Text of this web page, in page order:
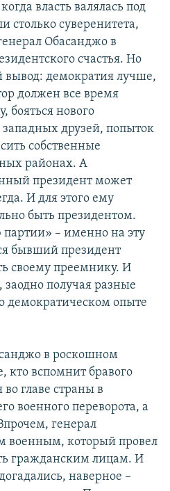
власть валялась под
столько суверенитета,
Обасанджо в
счастья. Но
вывод: демократия лучше,
должен все время
бояться нового
друзей, попыток
собственные
районах. А
президент может
И для этого ему
быть президентом.
– именно на эту
бывший президент
своему преемнику. И
получая разные
демократическом опыте
в роскошном
вспомнит бравого
главе страны в
военного переворота, а
генерал
военным, который провел
гражданским лицам. И
наверное –